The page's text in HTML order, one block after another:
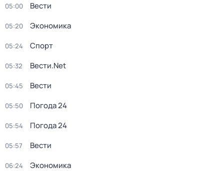
05:00 Вести
05:20 Экономика
05:24 Спорт
05:32 Вести.Net
05:45 Вести
05:50 Погода 24
05:54 Погода 24
05:57 Вести
06:24 Экономика